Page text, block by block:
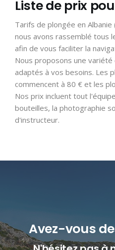
Liste de prix
Tarifs de plongée en
nous avons rassemblé tous
afin de vous faciliter la
Nous proposons une
adaptés à vos besoins. Les
commencent à 80 € et les
Nos prix incluent tout
bouteilles, la photographie
d'instructeur.
Avez-vous